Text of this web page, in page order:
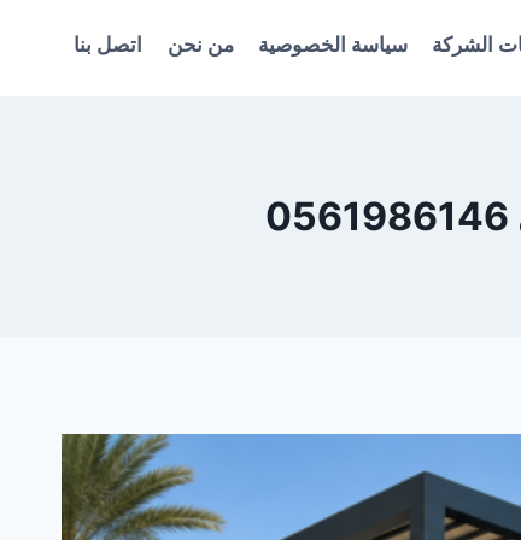
الشركة سياسة الخصوصية من نحن اتصل بنا